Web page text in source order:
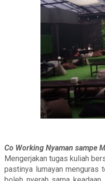
Co Working Nyaman sampe
Mengerjakan tugas kuliah
pastinya lumayan menguras